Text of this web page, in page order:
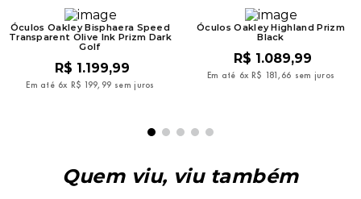
Óculos Oakley Bisphaera Speed
Transparent Olive Ink Prizm Dark
Golf
R$ 1.199,99
Em até 6x R$ 199, 99 sem juros
Óculos Oakley Highland Prizm
Black
R$ 1.089,99
Em até 6x R$ 181 , 66 sem juros
Quem viu, viu também